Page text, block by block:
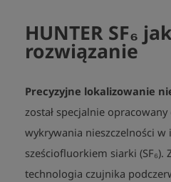
HUNTER SF₆
rozwiązanie
Precyzyjne lokalizowanie
został specjalnie
wykrywania nieszczelności w
sześciofluorkiem siarki (SF₆).
technologia czujnika